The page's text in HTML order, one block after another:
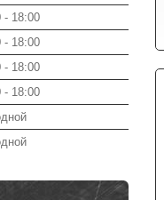
18:00
18:00
18:00
18:00